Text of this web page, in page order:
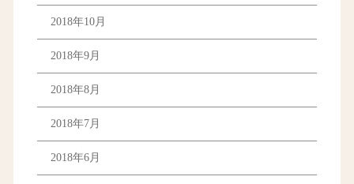
2018年10月
2018年9月
2018年8月
2018年7月
2018年6月